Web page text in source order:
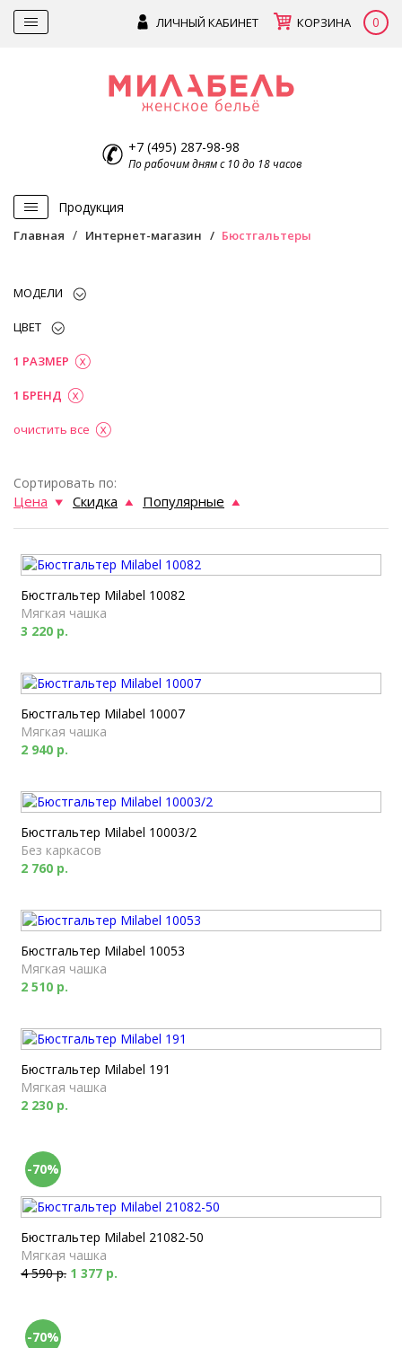
ЛИЧНЫЙ КАБИНЕТ КОРЗИНА 0
+7 (495) 287-98-98
По рабочим дням с 10 до 18 часов
Продукция
Главная Интернет-магазин Бюстгальтеры
МОДЕЛИ
ЦВЕТ
1 РАЗМЕР
1 БРЕНД
очистить все
Сортировать по:
Цена Скидка Популярные
Бюстгальтер Milabel 10082
Мягкая чашка
3 220 р.
Бюстгальтер Milabel 10007
Мягкая чашка
2 940 р.
Бюстгальтер Milabel 10003/2
Без каркасов
2 760 р.
Бюстгальтер Milabel 10053
Мягкая чашка
2 510 р.
Бюстгальтер Milabel 191
Мягкая чашка
2 230 р.
-70%
Бюстгальтер Milabel 21082-50
Мягкая чашка
4 590 р. 1 377 р.
-70%